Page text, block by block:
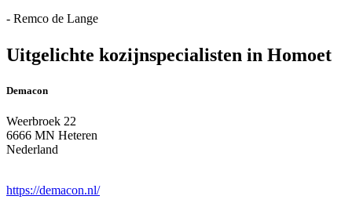
- Remco de Lange
Uitgelichte kozijnspecialisten in Homoet
Demacon
Weerbroek 22
6666 MN Heteren
Nederland
https://demacon.nl/